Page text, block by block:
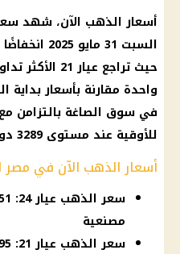
أسعار الذهب الآن، شهد
السبت 31
واحدة مقارنة بأسعار
في سوق الصاغة بالتزامن
للأوقية عند مستوى 3289 دولارًا.
أسعار الذهب الآن في مصر اليوم
مصنعية